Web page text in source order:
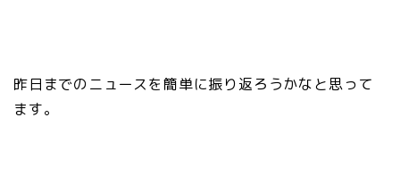
昨日までのニュースを簡単に振り返ろうかなと思って
ます。